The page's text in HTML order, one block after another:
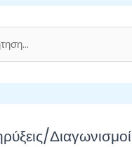
Διαγωνισμοί